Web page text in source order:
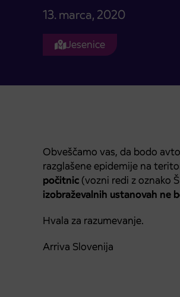
13. marca, 2020
Jesenice
Obveščamo vas, da bodo
razglašene epidemije na
počitnic (vozni redi z oznako
izobraževalnih ustanovah ne
Hvala za razumevanje.
Arriva Slovenija